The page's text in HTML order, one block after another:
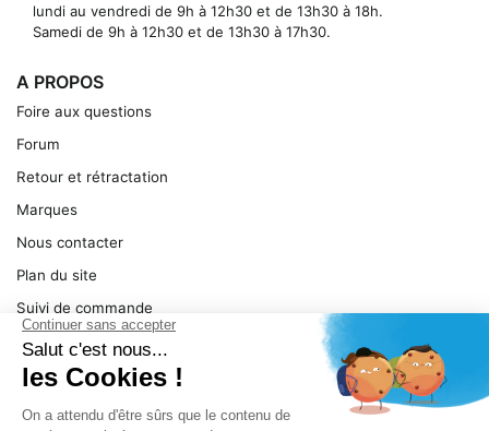
lundi au vendredi de 9h à 12h30 et de 13h30 à 18h.
Samedi de 9h à 12h30 et de 13h30 à 17h30.
A PROPOS
Foire aux questions
Forum
Retour et rétractation
Marques
Nous contacter
Plan du site
Suivi de commande
Ma facture
Mentions légales
Conditions générales